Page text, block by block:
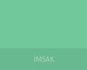
İMSAK